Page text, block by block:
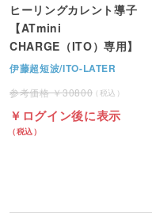
ヒーリングカレント導子
【ATmini
CHARGE（ITO）専用】
伊藤超短波/ITO-LATER
30800
ログイン後に表示